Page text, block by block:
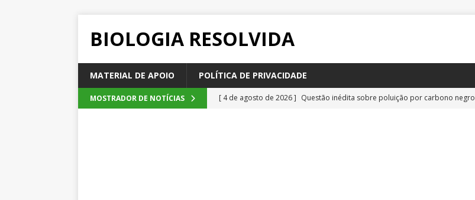
BIOLOGIA RESOLVIDA
MATERIAL DE APOIO POLÍTICA DE PRIVACIDADE
MOSTRADOR DE NOTÍCIAS [ 4 de agosto de 2026 ] Questão inédita sobre poluição por carbono negro